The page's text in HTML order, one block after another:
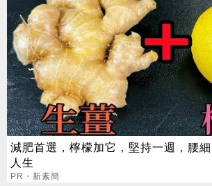
減肥首選，檸檬加它，堅持一週，腰
人生
PR・新素簡